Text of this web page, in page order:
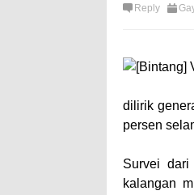
Reply
dilirik
persen
Survei dari
kalangan